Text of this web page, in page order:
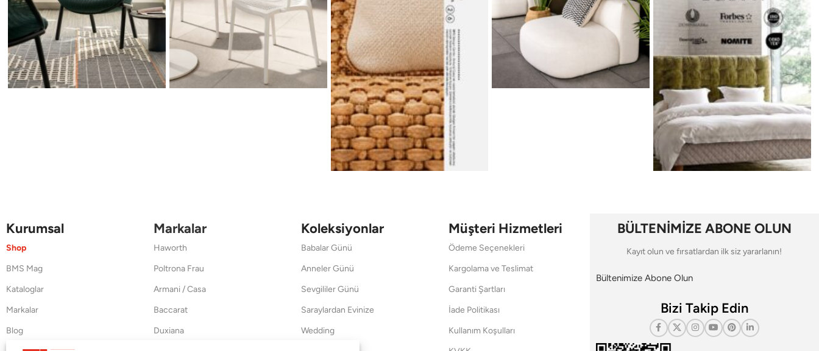
Kurumsal
Shop
BMS Mag
Kataloglar
Markalar
Blog
Markalar
Haworth
Poltrona Frau
Armani / Casa
Baccarat
Duxiana
Koleksiyonlar
Babalar Günü
Anneler Günü
Sevgililer Günü
Saraylardan Evinize
Wedding
Müşteri Hizmetleri
Ödeme Seçenekleri
Kargolama ve Teslimat
Garanti Şartları
İade Politikası
Kullanım Koşulları
BÜLTENİMİZE ABONE OLUN
Kayıt olun ve fırsatlardan ilk siz yararlanın!
Bültenimize Abone Olun
Bizi Takip Edin